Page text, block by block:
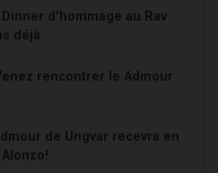
Dinner d'hommage au Rav
déjà
rencontrer le Admour
de Ungvar recevra en